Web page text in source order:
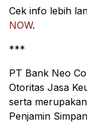
Cek info lebih
NOW.
***
PT Bank Neo
Otoritas Jasa
serta
Penjamin